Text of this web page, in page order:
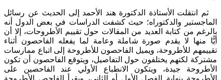
ثم انتقلت الأستاذة الدكتورة هند الأحمد إلى الحديث عن رسائل
الماجستير والدكتوراه؛ حيث كشفت الدراسات في بعض الدول أنه
بالرغم من كتابة العديد من المقالات حول تقييم الأطروحات، إلا أن
أيًّا منها لا يقدم صورة شاملة وعامة لما يفعله الفاحصون أثناء
تقييمهم للأطروحة، ويميل الفاحصون للأطروحة إلى اتباع ممارسات
مشتركة لكتهم يختلفون حول التفاصيل، ويتوقع الفاحصون أن تكون
الأطروحة جيدة، ويتكون الانطباع الأولي عند الفاحصين على
الأطروحة بنهاية الفصل الأول أو الثاني، ويقرأ الفاحص الأطروحة